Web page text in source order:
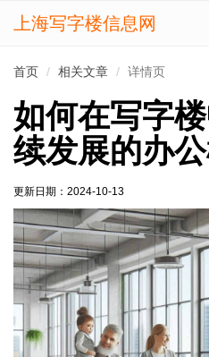
上海写字楼信息网
首页 相关文章 详情页
如何在写字
续发展的办
更新日期： 2024-10-13